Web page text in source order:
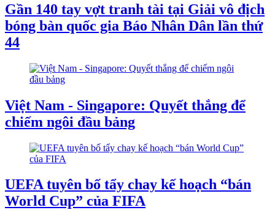
Gần 140 tay vợt tranh tài tại Giải vô địch
bóng bàn quốc gia Báo Nhân Dân lần thứ
44
Việt Nam - Singapore: Quyết thắng để
chiếm ngôi đầu bảng
UEFA tuyên bố tẩy chay kế hoạch “bán
World Cup” của FIFA